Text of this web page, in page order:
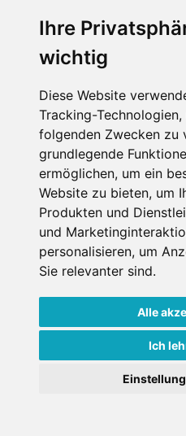
Ihre
wichtig
Diese Website
Tracking-
folgenden Zwecken zu
grundlegende
ermöglichen, um ein
Website zu bieten, um
Produkten und
und
personalisieren, um
Sie relevanter sind.
Alle
Ich
Last
An
Die Schneehoehen Ski